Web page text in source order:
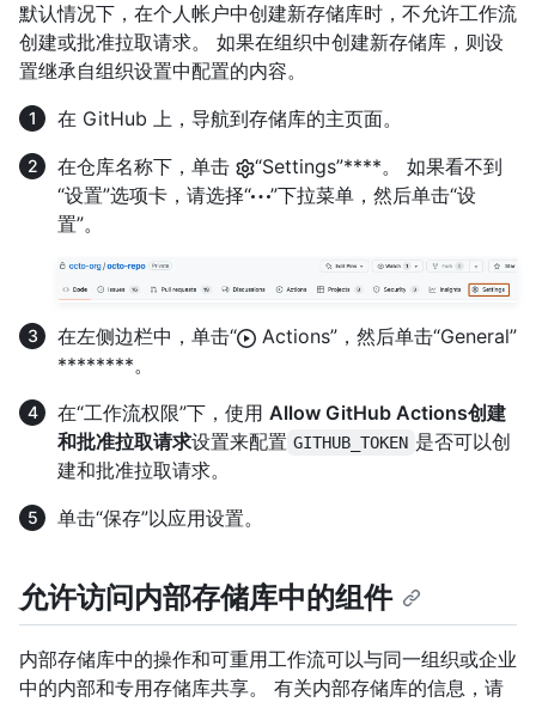
默认情况下，在个人帐户中创建新存储库时，不允许工作流
创建或批准拉取请求。 如果在组织中创建新存储库，则设
置继承自组织设置中配置的内容。
在 GitHub 上，导航到存储库的主页面。
在仓库名称下，单击
“Settings”****。 如果看不到
“设置”选项卡，请选择“
”下拉菜单，然后单击“设
置”。
在左侧边栏中，单击“
Actions”，然后单击“General”
********。
在“工作流权限”下，使用 Allow GitHub Actions创建
和批准拉取请求设置来配置 GITHUB_TOKEN 是否可以创
建和批准拉取请求。
单击“保存”以应用设置。
允许访问内部存储库中的组件
内部存储库中的操作和可重用工作流可以与同一组织或企业
中的内部和专用存储库共享。 有关内部存储库的信息，请